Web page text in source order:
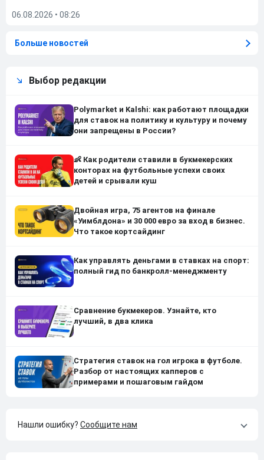
06.08.2026 • 08:26
Больше новостей
Выбор редакции
Polymarket и Kalshi: как работают площадки
для ставок на политику и культуру и почему
они запрещены в России?
👶 Как родители ставили в букмекерских
конторах на футбольные успехи своих
детей и срывали куш
Двойная игра, 75 агентов на финале
«Уимблдона» и 30 000 евро за вход в бизнес.
Что такое кортсайдинг
Как управлять деньгами в ставках на спорт:
полный гид по банкролл-менеджменту
Сравнение букмекеров. Узнайте, кто
лучший, в два клика
Стратегия ставок на гол игрока в футболе.
Разбор от настоящих капперов с
примерами и пошаговым гайдом
Нашли ошибку? Сообщите нам